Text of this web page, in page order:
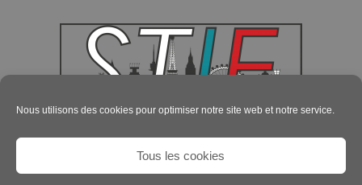
Nous utilisons des cookies pour optimiser notre site web et notre service.
Tous les cookies